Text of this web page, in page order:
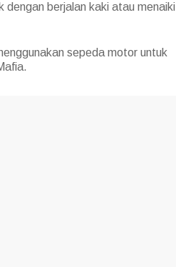
dengan berjalan kaki atau menaiki
sepeda motor untuk